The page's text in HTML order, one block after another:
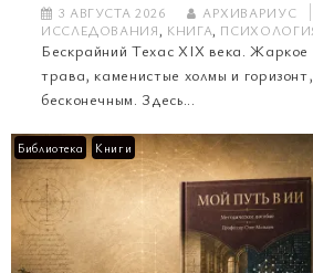
3 АВГУСТА 2026
АРХИВАРИУС
ИССЛЕДОВАНИЯ, КНИГА,
Бескрайний Техас XIX века.
трава, каменистые холмы и
бесконечным. Здесь...
Библиотека Книги